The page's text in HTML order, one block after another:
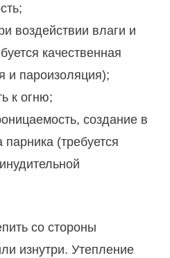
воздействии влаги и
качественная
и пароизоляция);
к огню;
создание в
(требуется
со стороны
изнутри. Утепление